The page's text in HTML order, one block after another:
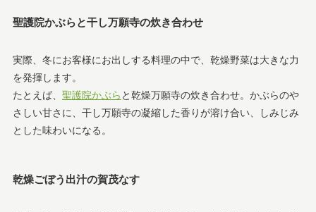
聖護院かぶらと干し万願寺の炊き合わせ
実際、冬にお客様にお出しする料理の中で、乾燥野菜は大きな力
を発揮します。
たとえば、 聖護院かぶら と乾燥万願寺の炊き合わせ。かぶらのや
さしい甘さに、干し万願寺の凝縮した香りが溶け合い、しみじみ
とした味わいになる。
乾燥ごぼう出汁の賀茂なす